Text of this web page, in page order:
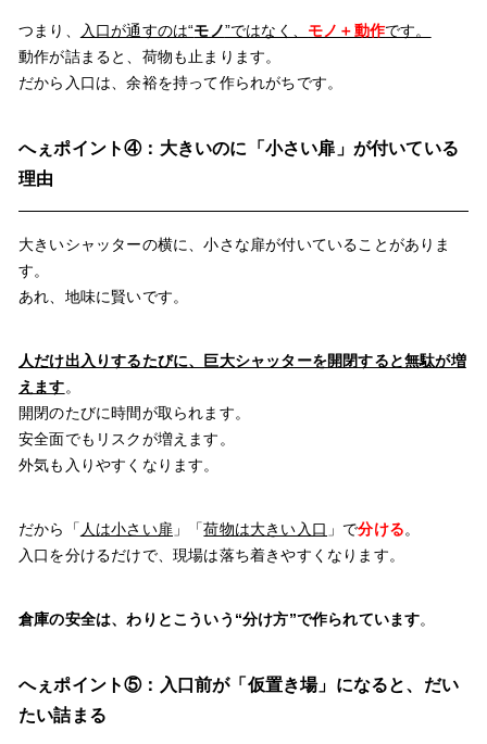
つまり、 入口が通すのは“モノ”ではなく、 モノ＋動作です。
動作が詰まると、荷物も止まります。
だから入口は、余裕を持って作られがちです。
へぇポイント④：大きいのに「小さい扉」が付いている
理由
大きいシャッターの横に、小さな扉が付いていることがありま
す。
あれ、地味に賢いです。
人だけ出入りするたびに、巨大シャッターを開閉すると無駄が増
えます。
開閉のたびに時間が取られます。
安全面でもリスクが増えます。
外気も入りやすくなります。
だから「 人は小さい扉 」「荷物は大きい入口 」で分ける。
入口を分けるだけで、現場は落ち着きやすくなります。
倉庫の安全は、わりとこういう“分け方”で作られています。
へぇポイント⑤：入口前が「仮置き場」になると、だい
たい詰まる